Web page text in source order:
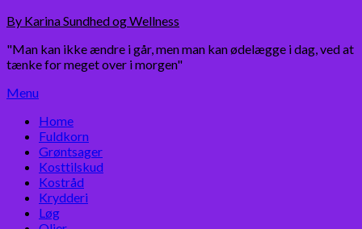
Skip
content
By Karina Sundhed og Wellness
"Man kan ikke ændre i går, men man kan ødelægge i dag, ved at
tænke for meget over i morgen"
Menu
Home
Fuldkorn
Grøntsager
Kosttilskud
Kostråd
Krydderi
Løg